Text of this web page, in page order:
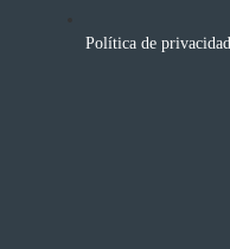
Política de privacidad